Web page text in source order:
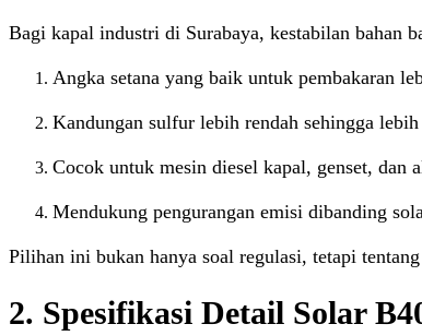
Bagi kapal industri di Surabaya, kestabilan bahan
Angka setana yang baik untuk pembakaran
Kandungan sulfur lebih rendah sehingga
Cocok untuk mesin diesel kapal, genset, dan
Mendukung pengurangan emisi dibanding
Pilihan ini bukan hanya soal regulasi, tetapi
2. Spesifikasi Detail Solar